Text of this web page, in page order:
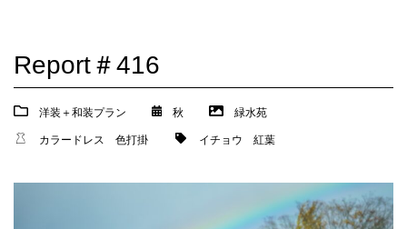
Report＃416
洋装＋和装プラン 秋 緑水苑
カラードレス 色打掛 イチョウ 紅葉